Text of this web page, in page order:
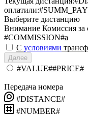
оплатили:
Выберите дистанцию
Внимание Комиссия за
#COMMISSION#a
С условиями
Далее
#VALUE##PRICE#
Передача номера
#DISTANCE#
#NUMBER#